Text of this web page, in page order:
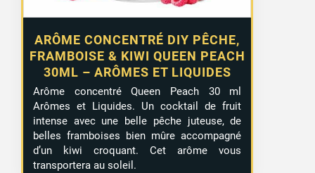
1 avis
ARÔME CONCENTRÉ DIY PÊCHE,
FRAMBOISE & KIWI QUEEN PEACH
30ML – ARÔMES ET LIQUIDES
Arôme concentré Queen Peach 30 ml
Arômes et Liquides. Un cocktail de fruit
intense avec une belle pêche juteuse, de
belles framboises bien mûre accompagné
d’un kiwi croquant. Cet arôme vous
transportera au soleil.